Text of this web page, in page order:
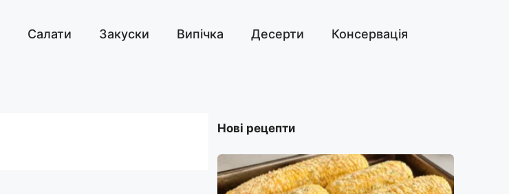
Салати Закуски Випічка Десерти Консервація
Нові рецепти